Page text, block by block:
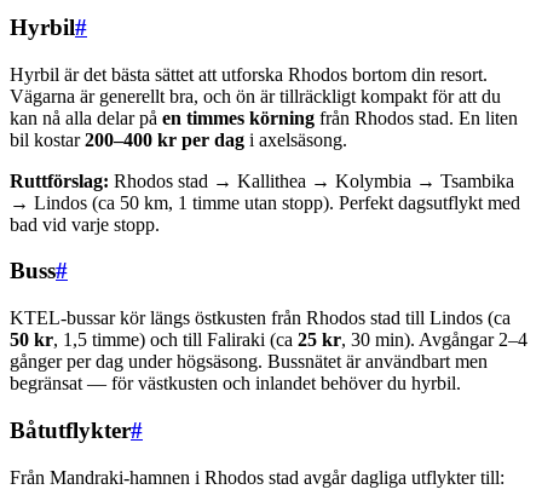
Hyrbil#
Hyrbil är det bästa sättet att utforska Rhodos bortom din resort.
Vägarna är generellt bra, och ön är tillräckligt kompakt för att du
kan nå alla delar på en timmes körning från Rhodos stad. En liten
bil kostar200–400 kr per dag i axelsäsong.
Ruttförslag: Rhodos stad → Kallithea → Kolymbia → Tsambika
→ Lindos (ca 50 km, 1 timme utan stopp). Perfekt dagsutflykt med
bad vid varje stopp.
Buss#
KTEL-bussar kör längs östkusten från Rhodos stad till Lindos (ca
50 kr, 1,5 timme) och till Faliraki (ca 25 kr, 30 min). Avgångar 2–4
gånger per dag under högsäsong. Bussnätet är användbart men
begränsat — för västkusten och inlandet behöver du hyrbil.
Båtutflykter#
Från Mandraki-hamnen i Rhodos stad avgår dagliga utflykter till: